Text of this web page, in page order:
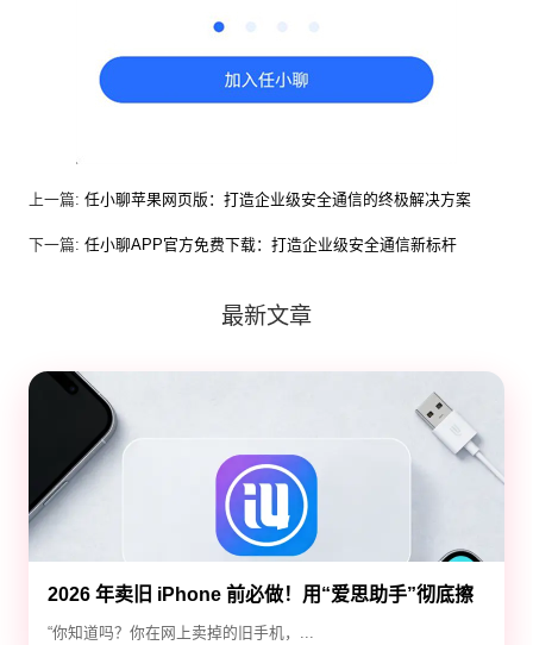
上一篇: 任小聊苹果网页版：打造企业级安全通信的终极解决方案
下一篇: 任小聊APP官方免费下载：打造企业级安全通信新标杆
最新文章
2026 年卖旧 iPhone 前必做！用“爱思助手”彻底擦
除隐私，防止数据泄露
“你知道吗？你在网上卖掉的旧手机，...